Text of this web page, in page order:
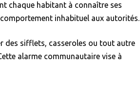
chaque habitant à connaître ses
inhabituel aux autorités.
des sifflets, casseroles ou tout autre
alarme communautaire vise à